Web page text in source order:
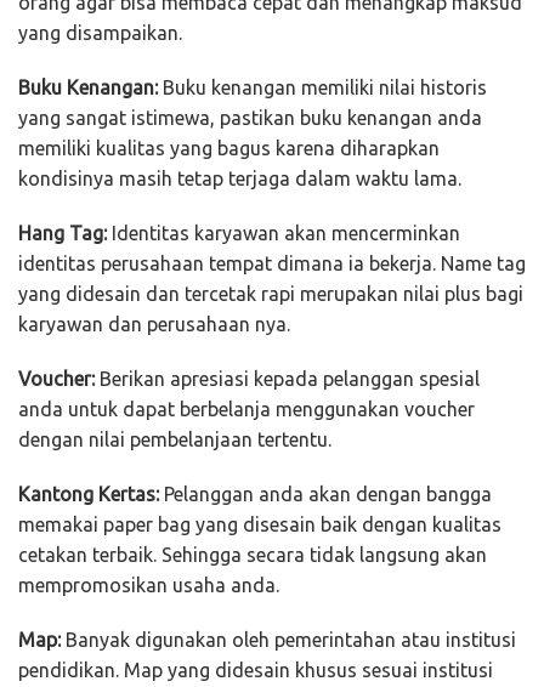
yang disampaikan.
Buku Kenangan:Buku kenangan memiliki nilai historis
yang sangat istimewa, pastikan buku kenangan anda
memiliki kualitas yang bagus karena diharapkan
kondisinya masih tetap terjaga dalam waktu lama.
Hang Tag:Identitas karyawan akan mencerminkan
identitas perusahaan tempat dimana ia bekerja. Name tag
yang didesain dan tercetak rapi merupakan nilai plus bagi
karyawan dan perusahaan nya.
Voucher:Berikan apresiasi kepada pelanggan spesial
anda untuk dapat berbelanja menggunakan voucher
dengan nilai pembelanjaan tertentu.
Kantong Kertas:Pelanggan anda akan dengan bangga
memakai paper bag yang disesain baik dengan kualitas
cetakan terbaik. Sehingga secara tidak langsung akan
mempromosikan usaha anda.
Map:Banyak digunakan oleh pemerintahan atau institusi
pendidikan. Map yang didesain khusus sesuai institusi